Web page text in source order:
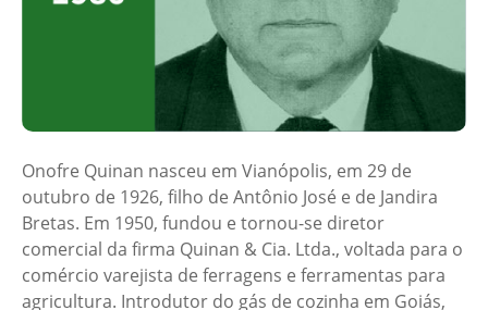
Onofre Quinan nasceu em Vianópolis, em 29 de
outubro de 1926, filho de Antônio José e de Jandira
Bretas. Em 1950, fundou e tornou-se diretor
comercial da firma Quinan & Cia. Ltda., voltada para o
comércio varejista de ferragens e ferramentas para
agricultura. Introdutor do gás de cozinha em Goiás,